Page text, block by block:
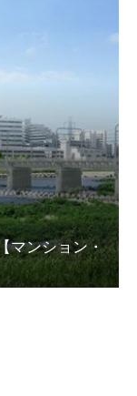
マンション・